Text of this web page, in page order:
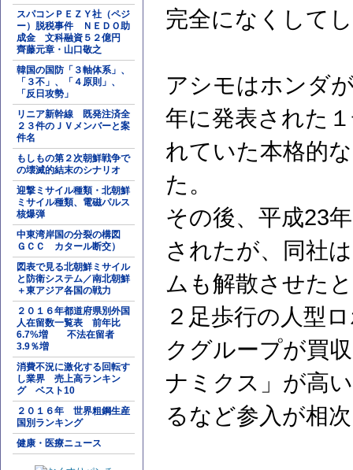
スパコンＰＥＺＹ社（ペジ
ー）脱税事件 ＮＥＤＯ助
成金 文科融資５２億円
齊藤元章・山口敬之
韓国の国防「３軸体系」、
「３不」、「４原則」、
「反日攻勢」
リニア新幹線 既発注済全
２３件のＪＶメンバーと案
件名
もしもの第２次朝鮮戦争で
の壊滅的結末のシナリオ
迎撃ミサイル種類・北朝鮮
ミサイル種類、電磁パルス
核爆弾
中東湾岸国の分裂の構図
ＧＣＣ カタール断交）
図表で見る北朝鮮ミサイル
と防衛システム／南北朝鮮
＋東アジア各国の戦力
２０１６年都道府県別外国
人在留数一覧表 前年比
6.7%増 不法在留者
3.9％増
消費不況に激化する回転す
し業界 売上高ランキン
グ ベスト10
２０１６年 世界粗鋼生産
国別ランキング
健康・医療ニュース
完全になくして
アシモはホンダ
年に発表された
れていた本格的
た。
その後、平成23
されたが、同社
ムも解散させた
２足歩行の人型
クグループが買
ナミクス」が高
るなど参入が相